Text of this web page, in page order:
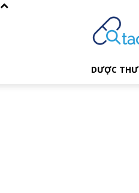
DƯỢC THƯ